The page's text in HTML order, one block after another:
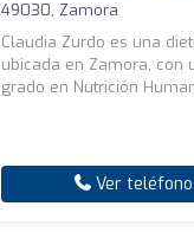
49030, Zamora
Claudia Zurdo es una
ubicada en Zamora, con
grado en Nutrición
Ver teléfono